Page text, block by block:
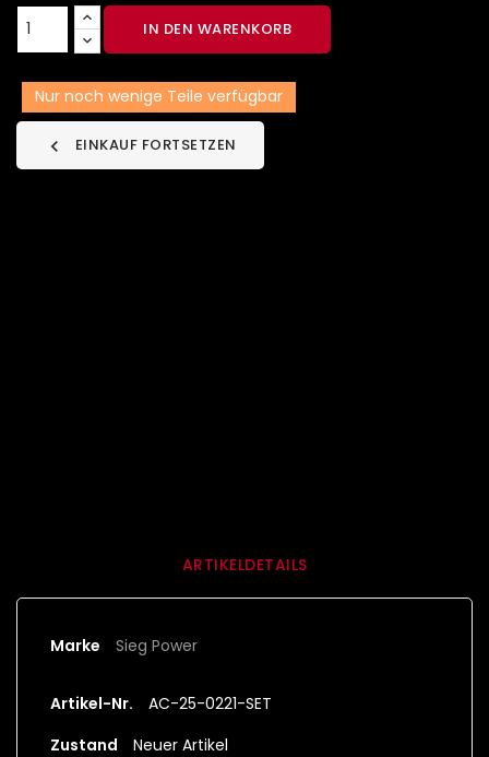
IN DEN WARENKORB
Nur noch wenige Teile verfügbar
chevron_left EINKAUF FORTSETZEN
ARTIKELDETAILS
Marke Sieg Power
Artikel-Nr.
AC-25-0221-SET
Zustand
Neuer Artikel